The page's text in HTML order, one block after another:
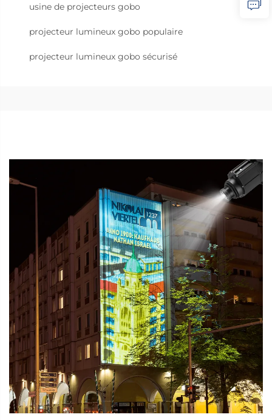
usine de projecteurs gobo
projecteur lumineux gobo populaire
projecteur lumineux gobo sécurisé